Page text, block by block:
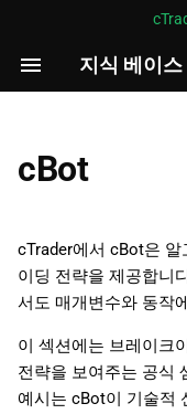
지식 베이스
검
cBot
cTrader에서 cBot은
이딩 전략을 제공합니
서도 매개변수와 동작
이 섹션에는 브레이크
전략을 보여주는 공식
예시는 cBot이 기술적